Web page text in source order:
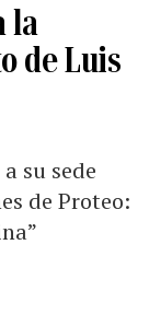
la
de Luis
su sede
de Proteo: